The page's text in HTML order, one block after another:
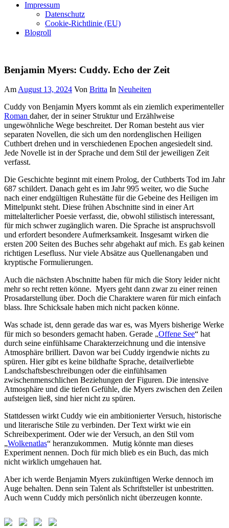
Impressum
Datenschutz
Cookie-Richtlinie (EU)
Blogroll
Benjamin Myers: Cuddy. Echo der Zeit
AmAugust 13, 2024 Von Britta In Neuheiten
Cuddy von Benjamin Myers kommt als ein ziemlich experimenteller
Roman daher, der in seiner Struktur und Erzählweise
ungewöhnliche Wege beschreitet. Der Roman besteht aus vier
separaten Novellen, die sich um den nordenglischen Heiligen
Cuthbert drehen und in verschiedenen Epochen angesiedelt sind.
Jede Novelle ist in der Sprache und dem Stil der jeweiligen Zeit
verfasst.
Die Geschichte beginnt mit einem Prolog, der Cuthberts Tod im Jahr
687 schildert. Danach geht es im Jahr 995 weiter, wo die Suche
nach einer endgültigen Ruhestätte für die Gebeine des Heiligen im
Mittelpunkt steht. Diese frühen Abschnitte sind in einer Art
mittelalterlicher Poesie verfasst, die, obwohl stilistisch interessant,
für mich schwer zugänglich waren. Die Sprache ist anspruchsvoll
und erfordert besondere Aufmerksamkeit. Insgesamt wirken die
ersten 200 Seiten des Buches sehr abgehakt auf mich. Es gab keinen
richtigen Lesefluss. Nur viele Absätze aus Quellenangaben und
kryptische Formulierungen.
Auch die nächsten Abschnitte haben für mich die Story leider nicht
mehr so recht retten könne. Myers geht dann zwar zu einer reinen
Prosadarstellung über. Doch die Charaktere waren für mich einfach
blass. Ihre Schicksale haben mich nicht packen könne.
Was schade ist, denn gerade das war es, was Myers bisherige Werke
für mich so besonders gemacht haben. Gerade „Offene See“ hat
durch seine einfühlsame Charakterzeichnung und die intensive
Atmosphäre brilliert. Davon war bei Cuddy irgendwie nichts zu
spüren. Hier gibt es keine bildhafte Sprache, detailverliebte
Landschaftsbeschreibungen oder die einfühlsamen
zwischenmenschlichen Beziehungen der Figuren. Die intensive
Atmosphäre und die tiefen Gefühle, die Myers zwischen den Zeilen
aufsteigen ließ, sind hier nicht zu spüren.
Stattdessen wirkt Cuddy wie ein ambitionierter Versuch, historische
und literarische Stile zu verbinden. Der Text wirkt wie ein
Schreibexperiment. Oder wie der Versuch, an den Stil vom
„Wolkenatlas“ heranzukommen. Mutig könnte man dieses
Experiment nennen. Doch für mich blieb es ein Buch, das mich
nicht wirklich umgehauen hat.
Aber ich werde Benjamin Myers zukünftigen Werke dennoch im
Auge behalten. Denn sein Talent als Schriftsteller ist unbestritten.
Auch wenn Cuddy mich persönlich nicht überzeugen konnte.